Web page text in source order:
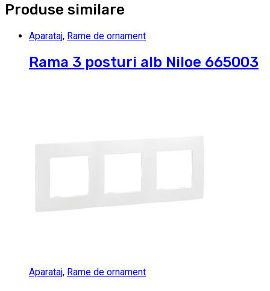
Produse similare
Aparataj, Rame de ornament
Rama 3 posturi alb Niloe 665003
Aparataj, Rame de ornament